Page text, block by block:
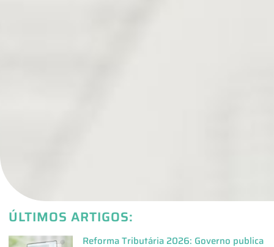
ÚLTIMOS ARTIGOS:
Reforma Tributária 2026: Governo publica